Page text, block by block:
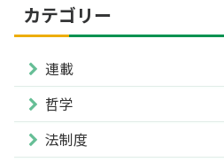
カテゴリー
連載
哲学
法制度